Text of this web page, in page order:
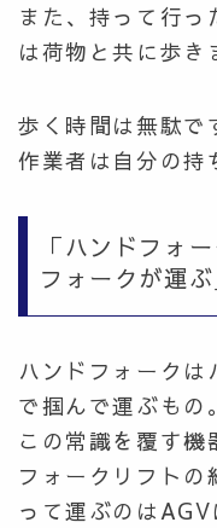
また、持って行っ
は荷物と共に歩き
歩く時間は無駄で
作業者は自分の持
「ハンドフォ
フォークが運
ハンドフォークは
で掴んで運ぶもの。
この常識を覆す
フォークリフトの
って運ぶのはAGV